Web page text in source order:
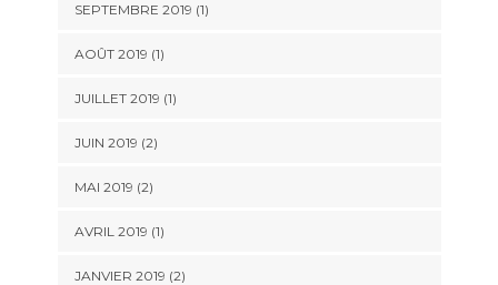
SEPTEMBRE 2019 (1)
AOÛT 2019 (1)
JUILLET 2019 (1)
JUIN 2019 (2)
MAI 2019 (2)
AVRIL 2019 (1)
JANVIER 2019 (2)